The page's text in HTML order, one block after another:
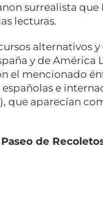
surrealista
lecturas.
alternativos
y de América
el mencionado
e
que aparecían
de